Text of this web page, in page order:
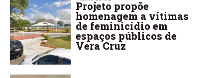
Projeto propõe
homenagem a vítimas
de feminicídio em
espaços públicos de
Vera Cruz